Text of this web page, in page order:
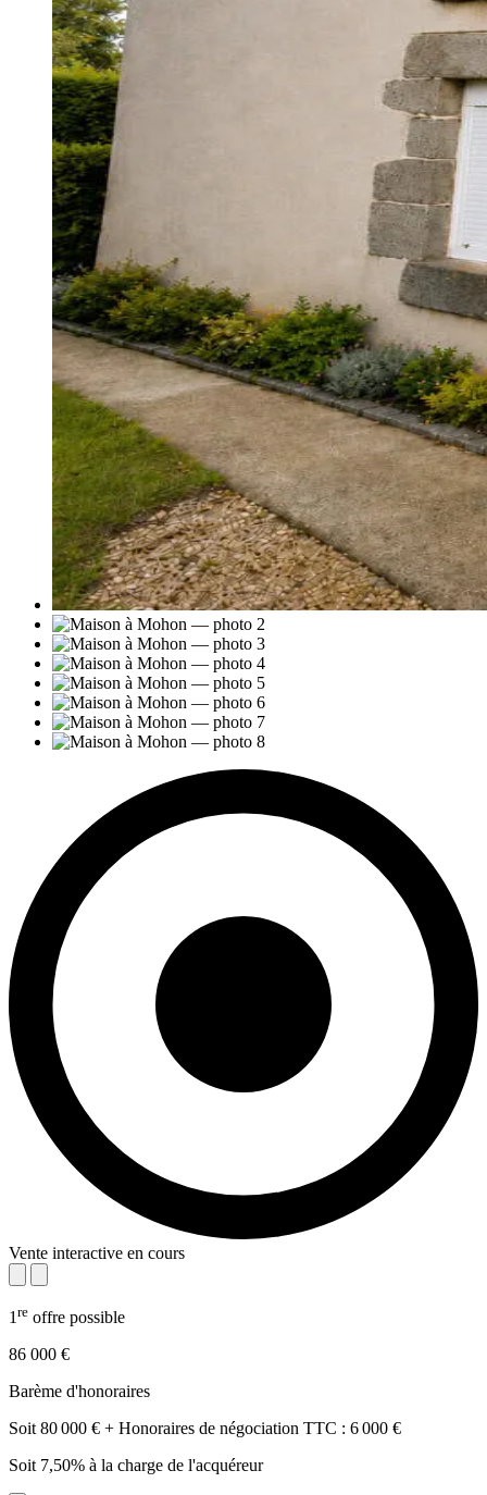
Vente interactive en cours
1 re offre possible
86 000 €
Barème d'honoraires
Soit 80 000 € + Honoraires de négociation TTC : 6 000 €
Soit 7,50% à la charge de l'acquéreur